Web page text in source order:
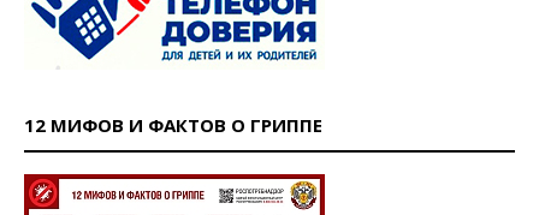
12 МИФОВ И ФАКТОВ О ГРИППЕ